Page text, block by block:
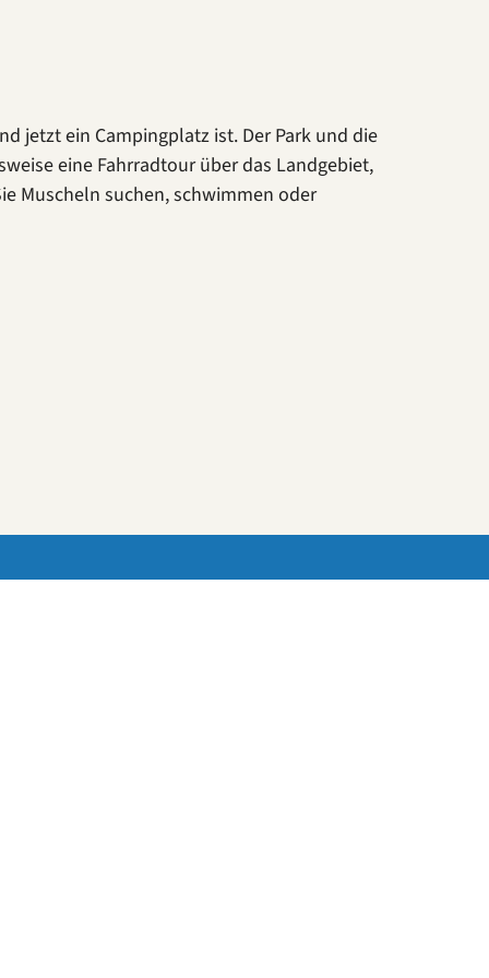
jetzt ein Campingplatz ist. Der Park und die
eine Fahrradtour über das Landgebiet,
Muscheln suchen, schwimmen oder